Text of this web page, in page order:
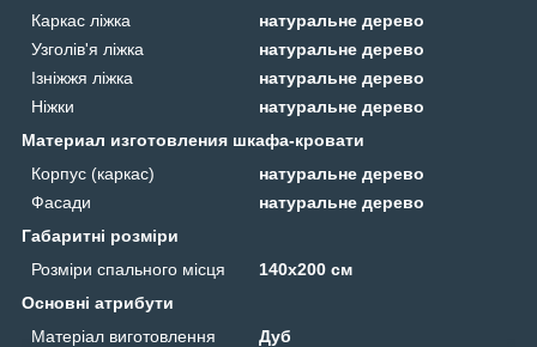
Каркас ліжка
натуральне дерево
Узголів'я ліжка
натуральне дерево
Ізніжжя ліжка
натуральне дерево
Ніжки
натуральне дерево
Материал изготовления шкафа-кровати
Корпус (каркас)
натуральне дерево
Фасади
натуральне дерево
Габаритні розміри
Розміри спального місця
140х200 см
Основні атрибути
Матеріал виготовлення
Дуб